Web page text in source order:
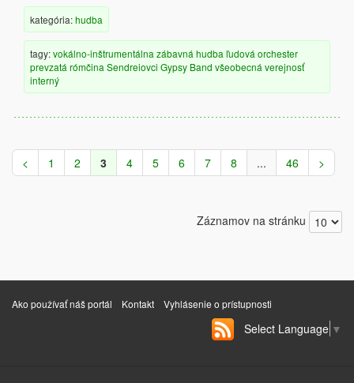
kategória:hudba
tagy:vokálno-inštrumentálna zábavná hudba ľudová orchester
prevzatá rómčina Sendreiovci Gypsy Band všeobecná verejnosť
interný
< 1 2 3 4 5 6 7 8 ... 46 >
Záznamov na stránku
Ako používať náš portál Kontakt Vyhlásenie o prístupnosti
Select Language ▼